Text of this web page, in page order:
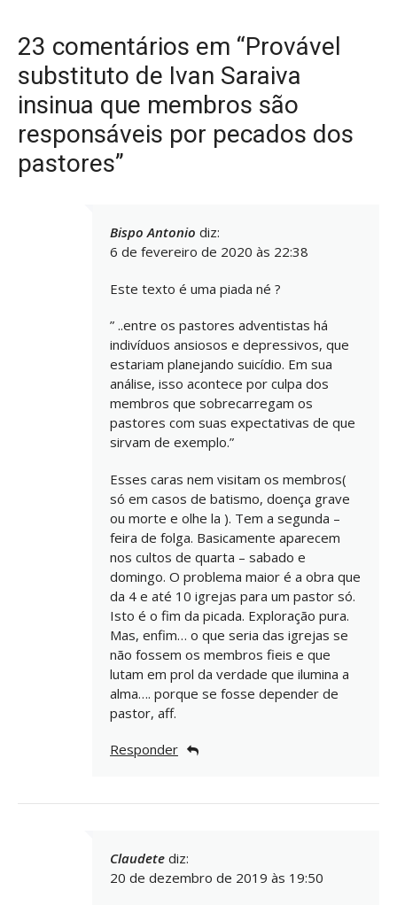
23 comentários em “Provável
substituto de Ivan Saraiva
insinua que membros são
responsáveis por pecados dos
pastores”
Bispo Antonio diz:
6 de fevereiro de 2020 às 22:38
Este texto é uma piada né ?
” ..entre os pastores adventistas há
indivíduos ansiosos e depressivos, que
estariam planejando suicídio. Em sua
análise, isso acontece por culpa dos
membros que sobrecarregam os
pastores com suas expectativas de que
sirvam de exemplo.”
Esses caras nem visitam os membros(
só em casos de batismo, doença grave
ou morte e olhe la ). Tem a segunda –
feira de folga. Basicamente aparecem
nos cultos de quarta – sabado e
domingo. O problema maior é a obra que
da 4 e até 10 igrejas para um pastor só.
Isto é o fim da picada. Exploração pura.
Mas, enfim… o que seria das igrejas se
não fossem os membros fieis e que
lutam em prol da verdade que ilumina a
alma…. porque se fosse depender de
pastor, aff.
Responder
Claudete diz:
20 de dezembro de 2019 às 19:50